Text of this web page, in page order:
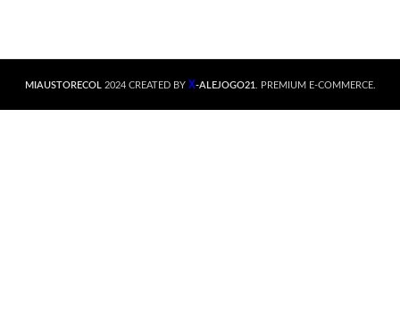
MIAUSTORECOL 2024 CREATED BY X-ALEJOGO21 . PREMIUM E-COMMERCE.